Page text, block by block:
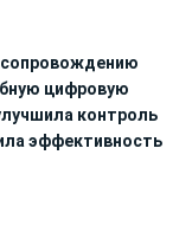
сопровождению
цифровую
контроль
эффективность